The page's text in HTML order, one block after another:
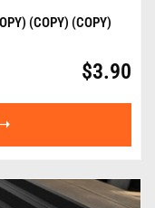
(COPY) (COPY)
$3.90